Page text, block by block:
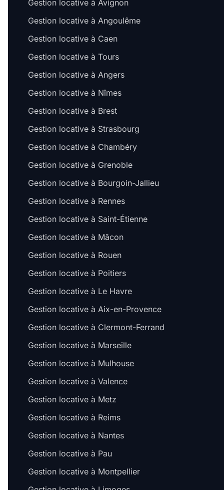
Gestion locative à Avignon
Gestion locative à Angoulême
Gestion locative à Caen
Gestion locative à Tours
Gestion locative à Angers
Gestion locative à Nîmes
Gestion locative à Brest
Gestion locative à Strasbourg
Gestion locative à Chambéry
Gestion locative à Grenoble
Gestion locative à Bourgoin-Jallieu
Gestion locative à Rennes
Gestion locative à Saint-Étienne
Gestion locative à Mâcon
Gestion locative à Rouen
Gestion locative à Poitiers
Gestion locative à Le Havre
Gestion locative à Aix-en-Provence
Gestion locative à Clermont-Ferrand
Gestion locative à Marseille
Gestion locative à Mulhouse
Gestion locative à Valence
Gestion locative à Metz
Gestion locative à Reims
Gestion locative à Nantes
Gestion locative à Pau
Gestion locative à Montpellier